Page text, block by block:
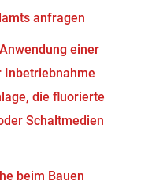
anfragen
einer
Inbetriebnahme
die fluorierte
Schaltmedien
beim Bauen